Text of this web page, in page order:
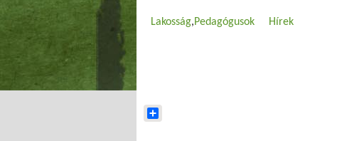
Lakosság Pedagógusok Hírek